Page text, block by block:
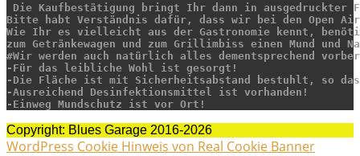
Die Kaufbestätigung bringt Ihr dann in ausgedruckter
Bitte habt Verständnis dafür, dass wir bei den Open
Wie Ihr es vielleicht aus der Gastronomie kennt,
zum Getränkewagen und zum Grillimbiss einen Mund und
-Ausreichend Desinfektionsmittel ist vorhanden!
- Einweg Mundschutz ist vor Ort!
Copyright: Blues Garage 2016-2026
WordPress Cookie Hinweis von Real Cookie Banner